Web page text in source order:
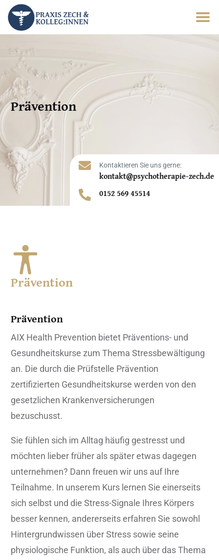
Prävention
 Kontaktieren Sie uns gerne:
kontakt@psychotherapie-zech.de
 0152 569 45514
Prävention
Prävention
AIX Health Prevention bietet Präventions- und
Gesundheitskurse zum Thema Stressbewältigung
an. Die durch die Prüfstelle Prävention
zertifizierten Gesundheitskurse werden von den
gesetzlichen Krankenversicherungen
bezuschusst.
Sie fühlen sich im Alltag häufig gestresst und
möchten lieber früher als später etwas dagegen
unternehmen? Dann freuen wir uns auf Ihre
Teilnahme. In unserem Kurs lernen Sie einerseits
sich selbst und die Stress-Signale Ihres Körpers
besser kennen, andererseits erfahren Sie sowohl
Hintergrundwissen über Stress sowie seine
physiologische Funktion, als auch über das Thema